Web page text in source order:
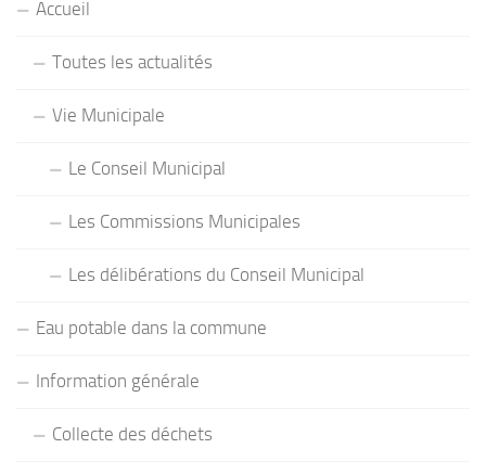
Accueil
Toutes les actualités
Vie Municipale
Le Conseil Municipal
Les Commissions Municipales
Les délibérations du Conseil Municipal
Eau potable dans la commune
Information générale
Collecte des déchets